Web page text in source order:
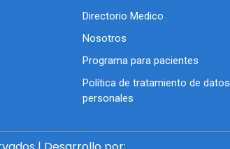
Directorio Medico
Nosotros
Programa para pacientes
Política de tratamiento de datos
personales